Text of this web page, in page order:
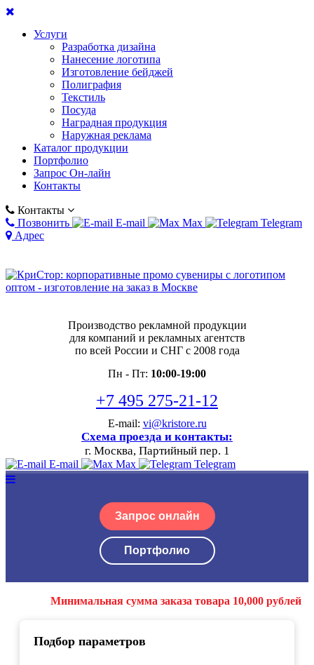
Услуги
Разработка дизайна
Нанесение логотипа
Изготовление бейджей
Полиграфия
Текстиль
Посуда
Наградная продукция
Наружная реклама
Каталог продукции
Портфолио
Запрос Он-лайн
Контакты
Контакты
Позвонить
E-mail Max
Telegram
Адрес
Производство рекламной продукции
для компаний и рекламных агентств
по всей России и СНГ с 2008 года
Пн - Пт: 10:00-19:00
+7 495 275-21-12
E-mail: vi@kristore.ru
Схема проезда и контакты:
г. Москва, Партийный пер. 1
E-mail Max Telegram
Запрос онлайн
Портфолио
Минимальная сумма заказа товара 10,000 рублей
Подбор параметров